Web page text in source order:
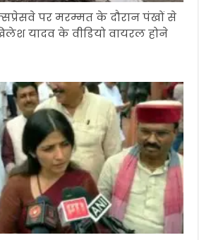
पर मरम्मत के दौरान पंखों से
यादव के वीडियो वायरल होने